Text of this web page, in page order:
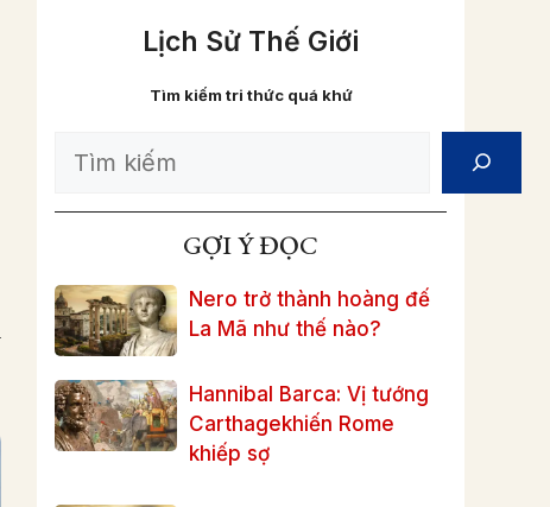
Lịch Sử Thế Giới
Tìm kiếm tri thức quá khứ
Search
GỢI Ý ĐỌC
Nero trở thành hoàng đế
La Mã như thế nào?
Hannibal Barca: Vị tướng
Carthagekhiến Rome
khiếp sợ